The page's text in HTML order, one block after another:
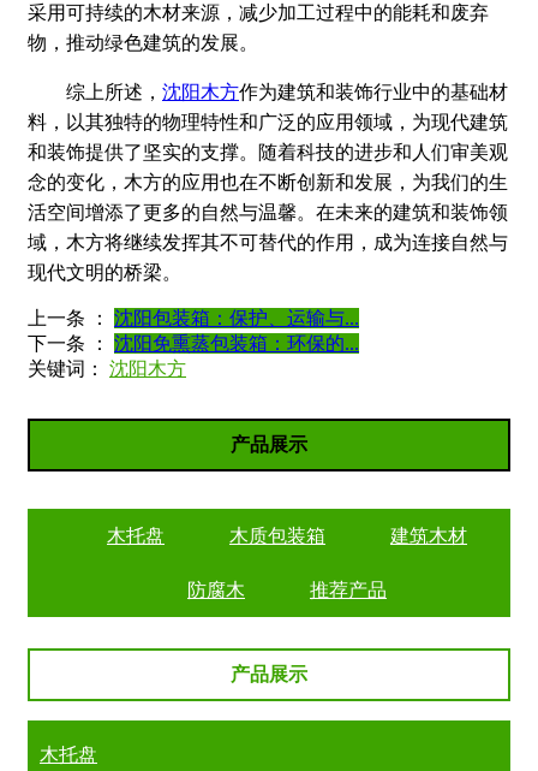
采用可持续的木材来源，减少加工过程中的能耗和废弃
物，推动绿色建筑的发展。
综上所述， 沈阳木方作为建筑和装饰行业中的基础材
料，以其独特的物理特性和广泛的应用领域，为现代建筑
和装饰提供了坚实的支撑。随着科技的进步和人们审美观
念的变化，木方的应用也在不断创新和发展，为我们的生
活空间增添了更多的自然与温馨。在未来的建筑和装饰领
域，木方将继续发挥其不可替代的作用，成为连接自然与
现代文明的桥梁。
上一条 ：
沈阳包装箱：保护、运输与...
下一条 ：
沈阳免熏蒸包装箱：环保的...
关键词： 沈阳木方
产品展示
木托盘 木质包装箱 建筑木材
防腐木 推荐产品
产品展示
木托盘